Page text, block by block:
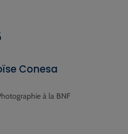
Conesa
à la BNF